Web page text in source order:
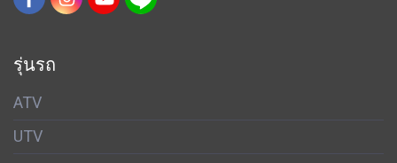
รุ่นรถ
ATV
UTV